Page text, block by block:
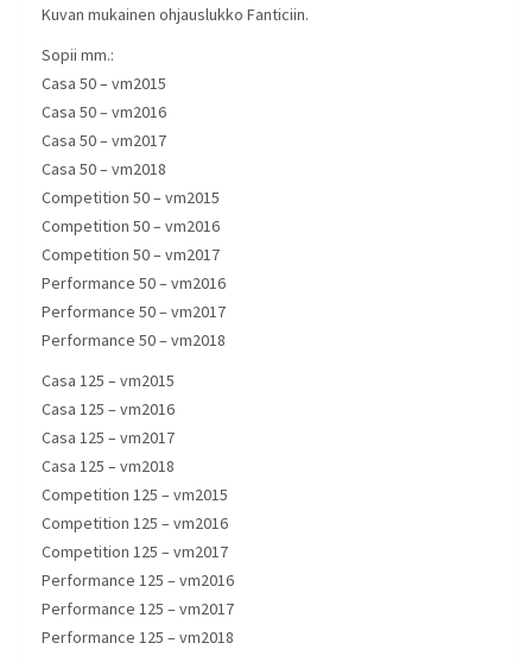
Kuvan mukainen ohjauslukko Fanticiin.
Sopii mm.:
Casa 50 – vm2015
Casa 50 – vm2016
Casa 50 – vm2017
Casa 50 – vm2018
Competition 50 – vm2015
Competition 50 – vm2016
Competition 50 – vm2017
Performance 50 – vm2016
Performance 50 – vm2017
Performance 50 – vm2018
Casa 125 – vm2015
Casa 125 – vm2016
Casa 125 – vm2017
Casa 125 – vm2018
Competition 125 – vm2015
Competition 125 – vm2016
Competition 125 – vm2017
Performance 125 – vm2016
Performance 125 – vm2017
Performance 125 – vm2018